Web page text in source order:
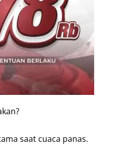
saat cuaca panas.